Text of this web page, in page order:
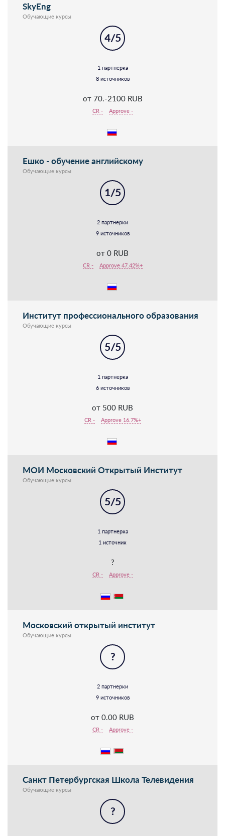
SkyEng
Обучающие курсы
4/5
1 партнерка
8 источников
от 70.-2100 RUB
CR - Approve -
Ешко - обучение английскому
Обучающие курсы
1/5
2 партнерки
9 источников
от 0 RUB
CR - Approve 47.42%+
Институт профессионального образования
Обучающие курсы
5/5
1 партнерка
6 источников
от 500 RUB
CR - Approve 16.7%+
МОИ Московский Открытый Институт
Обучающие курсы
5/5
1 партнерка
1 источник
?
CR - Approve -
Московский открытый институт
Обучающие курсы
?
2 партнерки
9 источников
от 0.00 RUB
CR - Approve -
Санкт Петербургская Школа Телевидения
Обучающие курсы
?